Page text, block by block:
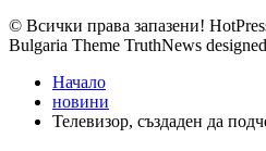
© Всички права запазени!
Bulgaria Theme TruthNews
Начало
новини
Телевизор, създаден да